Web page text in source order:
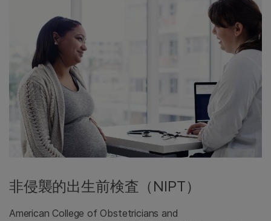
非侵襲的出生前検査（NIPT）
American College of Obstetricians and